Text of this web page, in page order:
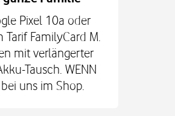
Pixel 10a oder
FamilyCard M.
mit verlängerter
Tausch. WENN
uns im Shop.